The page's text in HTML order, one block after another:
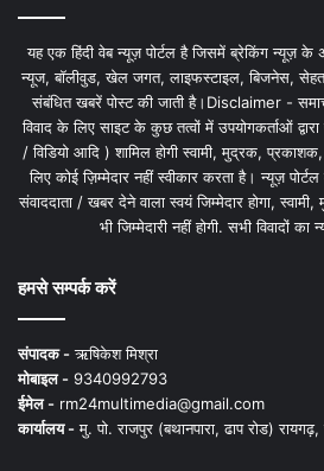
यह एक हिंदी वेब न्यूज़ पोर्टल है जिसमें ब्रेकिंग न्यूज़ के
न्यूज, बॉलीवुड, खेल जगत, लाइफस्टाइल, बिजनेस, सेहत,
संबंधित खबरें पोस्ट की जाती है।Disclaimer -
विवाद के लिए साइट के कुछ तत्वों में उपयोगकर्ताओं
/ विडियो आदि ) शामिल होगी स्वामी, मुद्रक,
लिए कोई ज़िम्मेदार नहीं स्वीकार करता है। न्यूज़
संवाददाता / खबर देने वाला स्वयं जिम्मेदार होगा,
भी जिम्मेदारी नहीं होगी. सभी विवादों का
हमसे सम्पर्क करें
संपादक -ऋषिकेश मिश्रा
मोबाइल - 9340992793
ईमेल - rm24multimedia@gmail.com
कार्यालय -मु. पो. राजपुर (बथानपारा, ढाप रोड)